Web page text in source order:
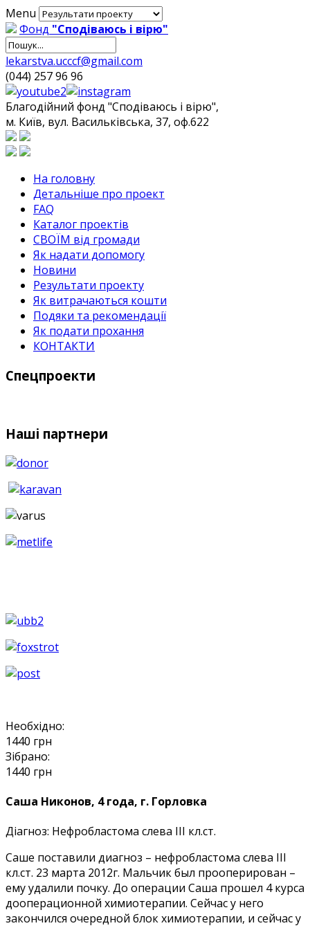
Menu
Фонд "Сподіваюсь і вірю"
lekarstva.ucccf@gmail.com
(044) 257 96 96
Благодійний фонд "Сподіваюсь і вірю",
м. Київ, вул. Васильківська, 37, оф.622
На головну
Детальніше про проект
FAQ
Каталог проектів
СВОЇМ від громади
Як надати допомогу
Новини
Результати проекту
Як витрачаються кошти
Подяки та рекомендації
Як подати прохання
КОНТАКТИ
Спецпроекти
Наші партнери
Необхідно:
1440 грн
Зібрано:
1440 грн
Саша Никонов, 4 года, г. Горловка
Діагноз: Нефробластома слева III кл.ст.
Саше поставили диагноз – нефробластома слева III
кл.ст. 23 марта 2012г. Мальчик был прооперирован –
ему удалили почку. До операции Саша прошел 4 курса
дооперационной химиотерапии. Сейчас у него
закончился очередной блок химиотерапии, и сейчас у